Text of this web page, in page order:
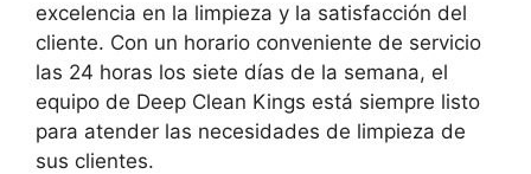
excelencia en la limpieza y la satisfacción del
cliente. Con un horario conveniente de servicio
las 24 horas los siete días de la semana, el
equipo de Deep Clean Kings está siempre listo
para atender las necesidades de limpieza de
sus clientes.